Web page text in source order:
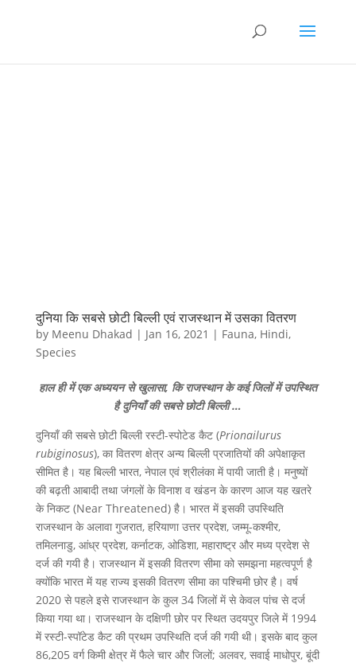
दुनिया कि सबसे छोटी बिल्ली एवं राजस्थान में उसका वितरण
by Meenu Dhakad | Jan 16, 2021 | Fauna, Hindi,
Species
हाल ही में एक अध्ययन से खुलासा, कि राजस्थान के कई जिलों में उपस्थित
है दुनियाँ की सबसे छोटी बिल्ली …
दुनियाँ की सबसे छोटी बिल्ली रस्टी-स्पोटेड कैट (Prionailurus
rubiginosus), का वितरण क्षेत्र अन्य बिल्ली प्रजातियों की अपेक्षाकृत
सीमित है। यह बिल्ली भारत, नेपाल एवं श्रीलंका में पायी जाती है। मनुष्यों
की बढ़ती आबादी तथा जंगलों के विनाश व खंडन के कारण आज यह खतरे
के निकट (Near Threatened) है। भारत में इसकी उपस्थिति
राजस्थान के अलावा गुजरात, हरियाणा उत्तर प्रदेश, जम्मू-कश्मीर,
तमिलनाडु, आंध्र प्रदेश, कर्नाटक, ओडिशा, महाराष्ट्र और मध्य प्रदेश से
दर्ज की गयी है। राजस्थान में इसकी वितरण सीमा को समझना महत्वपूर्ण है
क्योंकि भारत में यह राज्य इसकी वितरण सीमा का पश्चिमी छोर है। वर्ष
2020 से पहले इसे राजस्थान के कुल 34 जिलों में से केवल पांच से दर्ज
किया गया था। राजस्थान के दक्षिणी छोर पर स्थित उदयपुर जिले में 1994
में रस्टी-स्पॉटेड कैट की प्रथम उपस्थिति दर्ज की गयी थी। इसके बाद कुल
86,205 वर्ग किमी क्षेत्र में फैले चार और जिलों; अलवर, सवाई माधोपुर, बूंदी